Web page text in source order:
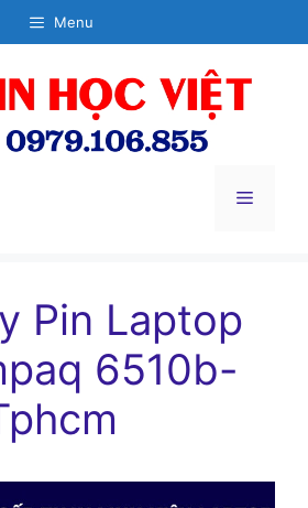
Menu
Menu
Pin Laptop
6510b-